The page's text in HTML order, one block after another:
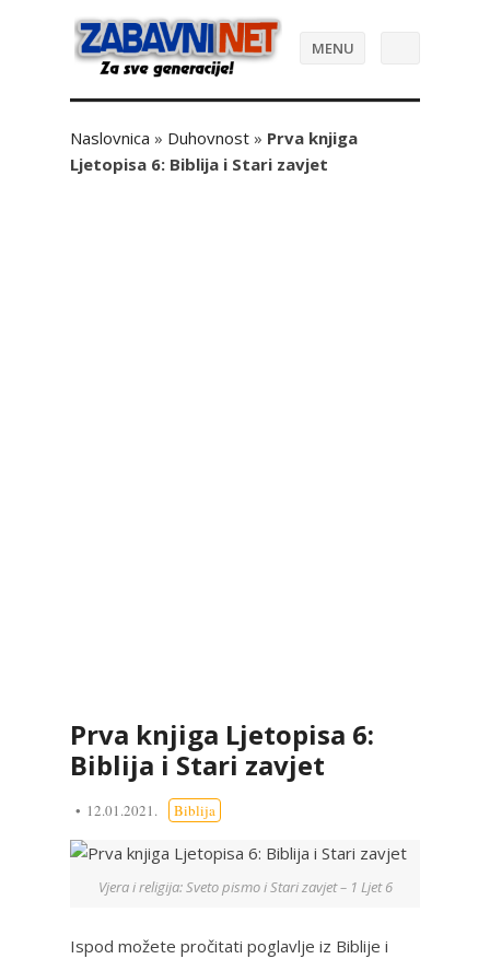
MENU
Naslovnica » Duhovnost » Prva knjiga
Ljetopisa 6: Biblija i Stari zavjet
Prva knjiga Ljetopisa 6:
Biblija i Stari zavjet
12.01.2021. Biblija
Vjera i religija: Sveto pismo i Stari zavjet – 1 Ljet 6
Ispod možete pročitati poglavlje iz Biblije i